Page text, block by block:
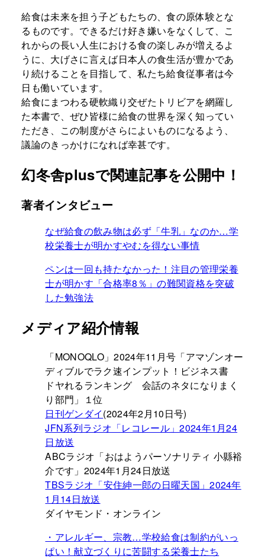
給食は未来を担う子どもたちの、食の原体験とな
るものです。できるだけ好き嫌いをなくして、こ
れからの長い人生における食の楽しみが増えるよ
うに、大げさに言えば日本人の食生活が豊かであ
り続けることを目指して、私たち給食従事者は今
日も働いています。
給食にまつわる硬軟織り交ぜたトリビアを網羅し
た本書で、ぜひ皆様に給食の世界を深く知ってい
ただき、この制度がさらによいものになるよう、
議論のきっかけになれば幸甚です。
幻冬舎plusで関連記事を公開中！
著者インタビュー
なぜ給食の飲み物は必ず「牛乳」なのか…学
校栄養士が明かすやむを得ない事情
ペンは一回も持たなかった！注目の管理栄養
士が明かす「合格率8％」の難関資格を突破
した勉強法
メディア紹介情報
「MONOQLO」2024年11月号「アマゾンオー
ディブルでラク速インプット！ビジネス書
ドヤれるランキング 会話のネタになりまく
り部門」１位
日刊ゲンダイ(2024年2月10日号)
JFN系列ラジオ「レコレール」2024年1月24
日放送
ABCラジオ「おはようパーソナリティ 小縣裕
介です」2024年1月24日放送
TBSラジオ「安住紳一郎の日曜天国」2024年
1月14日放送
ダイヤモンド・オンライン
・アレルギー、宗教…学校給食は制約がいっ
ぱい！献立づくりに苦闘する栄養士たち